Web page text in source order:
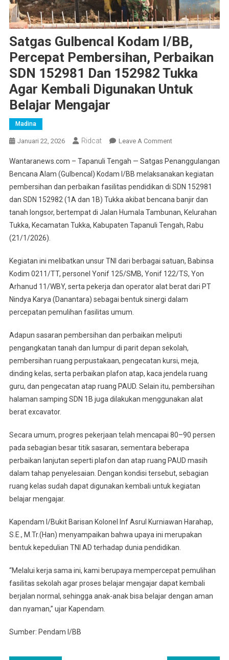
Satgas Gulbencal Kodam I/BB,
Percepat Pembersihan, Perbaikan
SDN 152981 Dan 152982 Tukka
Agar Kembali Digunakan Untuk
Belajar Mengajar
Madina
Januari 22, 2026 Ridcat Leave A CommentOn
Gulbencal
Kodam
I/BB,
Percepat
Pembersihan,
Perbaikan
Dan
152982
Mengajar
Wantaranews.com – Tapanuli Tengah — Satgas Penanggulangan
Bencana Alam (Gulbencal) Kodam I/BB melaksanakan kegiatan
pembersihan dan perbaikan fasilitas pendidikan di SDN 152981
dan SDN 152982 (1A dan 1B) Tukka akibat bencana banjir dan
tanah longsor, bertempat di Jalan Humala Tambunan, Kelurahan
Tukka, Kecamatan Tukka, Kabupaten Tapanuli Tengah, Rabu
(21/1/2026).
Kegiatan ini melibatkan unsur TNI dari berbagai satuan, Babinsa
Kodim 0211/TT, personel Yonif 125/SMB, Yonif 122/TS, Yon
Arhanud 11/WBY, serta pekerja dan operator alat berat dari PT
Nindya Karya (Danantara) sebagai bentuk sinergi dalam
percepatan pemulihan fasilitas umum.
Adapun sasaran pembersihan dan perbaikan meliputi
pengangkatan tanah dan lumpur di parit depan sekolah,
pembersihan ruang perpustakaan, pengecatan kursi, meja,
dinding kelas, serta perbaikan plafon atap, kaca jendela ruang
guru, dan pengecatan atap ruang PAUD. Selain itu, pembersihan
halaman samping SDN 1B juga dilakukan menggunakan alat
berat excavator.
Secara umum, progres pekerjaan telah mencapai 80–90 persen
pada sebagian besar titik sasaran, sementara beberapa
perbaikan lanjutan seperti plafon dan atap ruang PAUD masih
dalam tahap penyelesaian. Dengan kondisi tersebut, sebagian
ruang kelas sudah dapat digunakan kembali untuk kegiatan
belajar mengajar.
Kapendam I/Bukit Barisan Kolonel Inf Asrul Kurniawan Harahap,
S.E., M.Tr.(Han) menyampaikan bahwa upaya ini merupakan
bentuk kepedulian TNI AD terhadap dunia pendidikan.
“Melalui kerja sama ini, kami berupaya mempercepat pemulihan
fasilitas sekolah agar proses belajar mengajar dapat kembali
berjalan normal, sehingga anak-anak bisa belajar dengan aman
dan nyaman,” ujar Kapendam.
Sumber: Pendam I/BB